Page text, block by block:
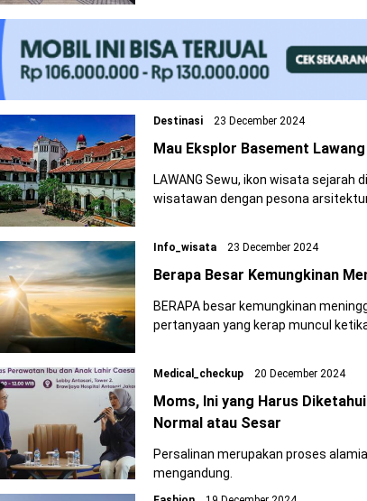
Destinasi 23 December 2024
Mau Eksplor Basement
LAWANG Sewu, ikon wisata
wisatawan dengan pesona
Info_wisata 23 December 2024
Berapa Besar Kemungkinan
BERAPA besar kemungkinan
pertanyaan yang kerap muncul
Medical_checkup 20 December 2024
Moms, Ini yang Harus
Normal atau Sesar
Persalinan merupakan proses
mengandung.